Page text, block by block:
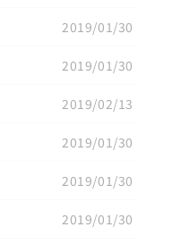
2019/01/30
2019/01/30
2019/02/13
2019/01/30
2019/01/30
2019/01/30